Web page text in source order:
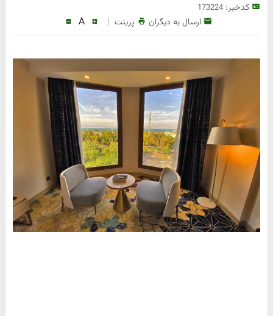
کدخبر:173224
ارسال به دیگران پرینت |
A